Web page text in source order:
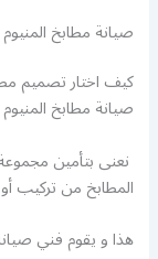
صيانة مطابخ
كيف اختار تصميم
صيانة مطابخ
نعنى بتأمين
المطابخ من تركيب
هذا و يقوم فني